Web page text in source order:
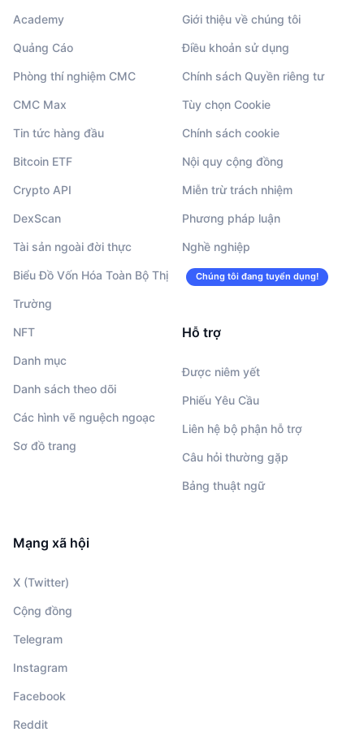
Academy
Quảng Cáo
Phòng thí nghiệm CMC
CMC Max
Tin tức hàng đầu
Bitcoin ETF
Crypto API
DexScan
Tài sản ngoài đời thực
Biểu Đồ Vốn Hóa Toàn Bộ Thị
Trường
NFT
Danh mục
Danh sách theo dõi
Các hình vẽ nguệch ngoạc
Sơ đồ trang
Giới thiệu về chúng tôi
Điều khoản sử dụng
Chính sách Quyền riêng tư
Tùy chọn Cookie
Chính sách cookie
Nội quy cộng đồng
Miễn trừ trách nhiệm
Phương pháp luận
Nghề nghiệp
Chúng tôi đang tuyển dụng!
Hỗ trợ
Được niêm yết
Phiếu Yêu Cầu
Liên hệ bộ phận hỗ trợ
Câu hỏi thường gặp
Bảng thuật ngữ
Mạng xã hội
X (Twitter)
Cộng đồng
Telegram
Instagram
Facebook
Reddit